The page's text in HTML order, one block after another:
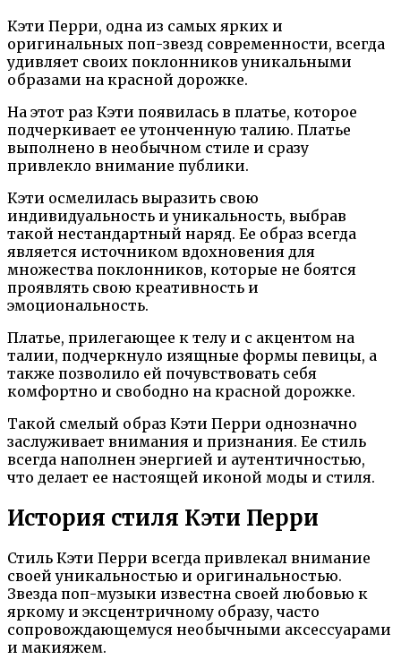
Кэти Перри, одна из самых ярких и
оригинальных поп-звезд современности, всегда
удивляет своих поклонников уникальными
образами на красной дорожке.
На этот раз Кэти появилась в платье, которое
подчеркивает ее утонченную талию. Платье
выполнено в необычном стиле и сразу
привлекло внимание публики.
Кэти осмелилась выразить свою
индивидуальность и уникальность, выбрав
такой нестандартный наряд. Ее образ всегда
является источником вдохновения для
множества поклонников, которые не боятся
проявлять свою креативность и
эмоциональность.
Платье, прилегающее к телу и с акцентом на
талии, подчеркнуло изящные формы певицы, а
также позволило ей почувствовать себя
комфортно и свободно на красной дорожке.
Такой смелый образ Кэти Перри однозначно
заслуживает внимания и признания. Ее стиль
всегда наполнен энергией и аутентичностью,
что делает ее настоящей иконой моды и стиля.
История стиля Кэти Перри
Стиль Кэти Перри всегда привлекал внимание
своей уникальностью и оригинальностью.
Звезда поп-музыки известна своей любовью к
яркому и эксцентричному образу, часто
сопровождающемуся необычными аксессуарами
и макияжем.